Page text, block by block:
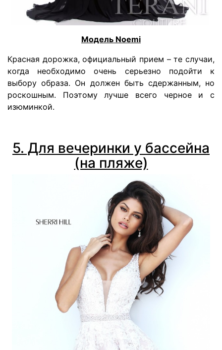
Модель Noemi
Красная дорожка, официальный прием – те случаи,
когда необходимо очень серьезно подойти к
выбору образа. Он должен быть сдержанным, но
роскошным. Поэтому лучше всего черное и с
изюминкой.
5. Для вечеринки у бассейна
(на пляже)